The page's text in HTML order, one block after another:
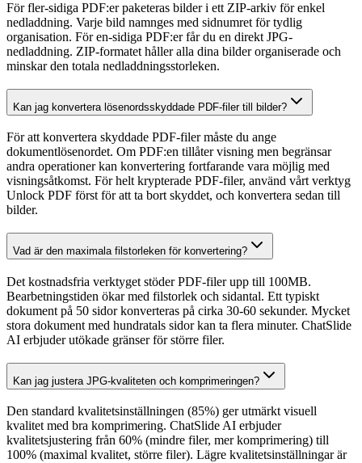
För fler-sidiga PDF:er paketeras bilder i ett ZIP-arkiv för enkel
nedladdning. Varje bild namnges med sidnumret för tydlig
organisation. För en-sidiga PDF:er får du en direkt JPG-
nedladdning. ZIP-formatet håller alla dina bilder organiserade och
minskar den totala nedladdningsstorleken.
Kan jag konvertera lösenordsskyddade PDF-filer till bilder?
För att konvertera skyddade PDF-filer måste du ange
dokumentlösenordet. Om PDF:en tillåter visning men begränsar
andra operationer kan konvertering fortfarande vara möjlig med
visningsåtkomst. För helt krypterade PDF-filer, använd vårt verktyg
Unlock PDF först för att ta bort skyddet, och konvertera sedan till
bilder.
Vad är den maximala filstorleken för konvertering?
Det kostnadsfria verktyget stöder PDF-filer upp till 100MB.
Bearbetningstiden ökar med filstorlek och sidantal. Ett typiskt
dokument på 50 sidor konverteras på cirka 30-60 sekunder. Mycket
stora dokument med hundratals sidor kan ta flera minuter. ChatSlide
AI erbjuder utökade gränser för större filer.
Kan jag justera JPG-kvaliteten och komprimeringen?
Den standard kvalitetsinställningen (85%) ger utmärkt visuell
kvalitet med bra komprimering. ChatSlide AI erbjuder
kvalitetsjustering från 60% (mindre filer, mer komprimering) till
100% (maximal kvalitet, större filer). Lägre kvalitetsinställningar är